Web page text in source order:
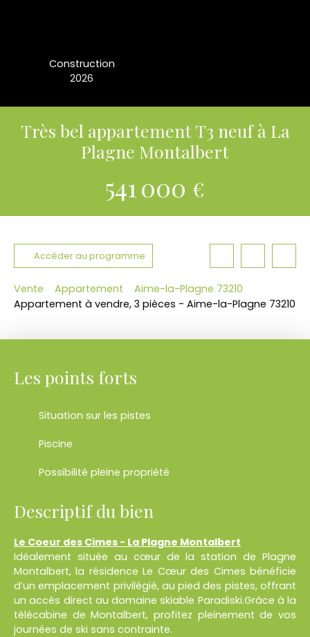
Construction
2026
Très bel appartement T3 neuf à La
Plagne Montalbert
541 000 €
Accéder au programme
Vente Appartement
Aime-la-Plagne 73210
Appartement à vendre, 3 pièces - Aime-la-Plagne 73210
Les points forts
Situation sur les pistes
Piscine
Possibilité pleine propriété
Descriptif du bien
Le Coeur des Cimes - La Plagne Montalbert
Idéalement située au cœur de la station de Plagne
Montalbert, la résidence Le Cœur des Cimes bénéficie
d’un emplacement privilégié, au pied des pistes, offrant
un accès direct au domaine skiable Paradiski.Grâce à la
télécabine de Montalbert, profitez pleinement de vos
journées de ski sans contrainte.